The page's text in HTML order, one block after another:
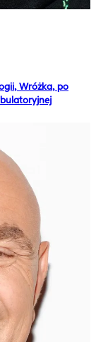
Wróżka, po